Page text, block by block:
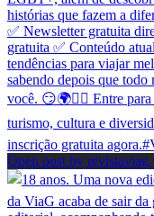
Open post by